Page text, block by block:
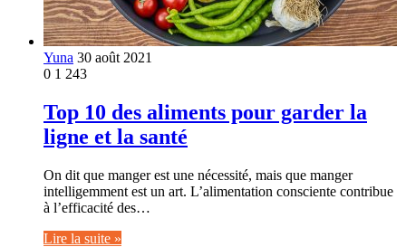
Yuna 30 août 2021
0 1 243
Top 10 des aliments pour garder la
ligne et la santé
On dit que manger est une nécessité, mais que manger
intelligemment est un art. L’alimentation consciente contribue
à l’efficacité des…
Lire la suite »